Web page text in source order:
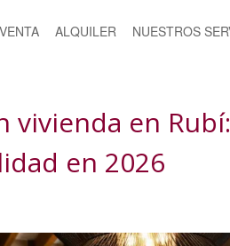
VENTA ALQUILER NUESTROS
vivienda en
en 2026